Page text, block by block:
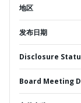
地区
发布日期
Disclosure
Board Meeting